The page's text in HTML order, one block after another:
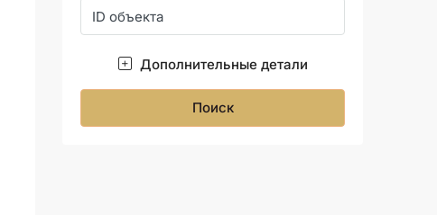
Дополнительные детали
Поиск